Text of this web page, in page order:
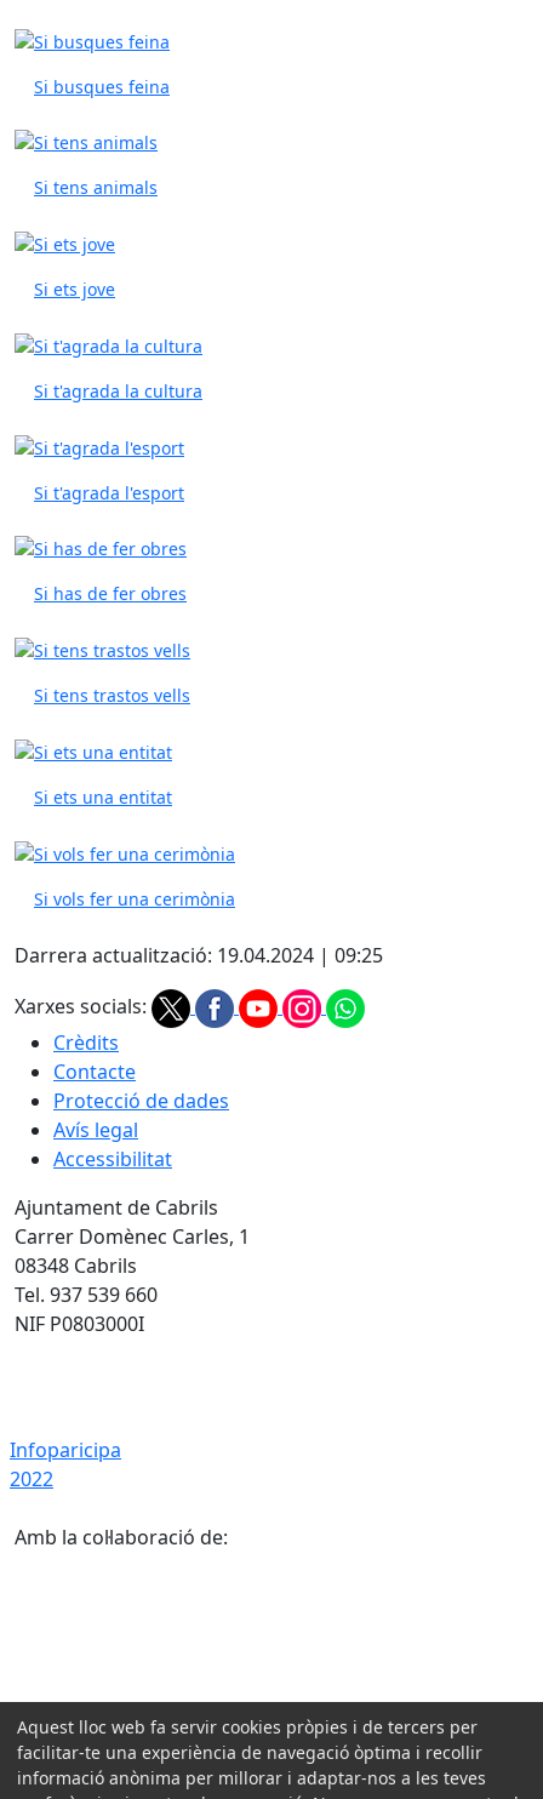
Si busques feina
Si tens animals
Si ets jove
Si t'agrada la cultura
Si t'agrada l'esport
Si has de fer obres
Si tens trastos vells
Si ets una entitat
Si vols fer una cerimònia
Darrera actualització: 19.04.2024 | 09:25
Xarxes socials:
Crèdits
Contacte
Protecció de dades
Avís legal
Accessibilitat
Ajuntament de Cabrils
Carrer Domènec Carles, 1
08348 Cabrils
Tel. 937 539 660
NIF P0803000I
Infoparicipa
2022
Amb la col·laboració de:
Aquest lloc web fa servir cookies pròpies i de tercers per
facilitar-te una experiència de navegació òptima i recollir
informació anònima per millorar i adaptar-nos a les teves